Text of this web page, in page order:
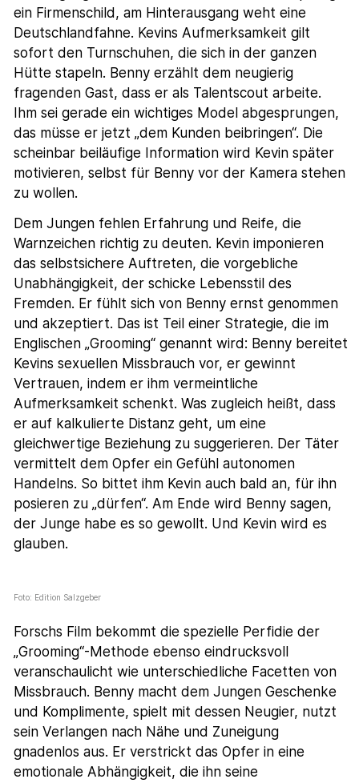
ein Firmenschild, am Hinterausgang weht eine
Deutschlandfahne. Kevins Aufmerksamkeit gilt
sofort den Turnschuhen, die sich in der ganzen
Hütte stapeln. Benny erzählt dem neugierig
fragenden Gast, dass er als Talentscout arbeite.
Ihm sei gerade ein wichtiges Model abgesprungen,
das müsse er jetzt „dem Kunden beibringen“. Die
scheinbar beiläufige Information wird Kevin später
motivieren, selbst für Benny vor der Kamera stehen
zu wollen.
Dem Jungen fehlen Erfahrung und Reife, die
Warnzeichen richtig zu deuten. Kevin imponieren
das selbstsichere Auftreten, die vorgebliche
Unabhängigkeit, der schicke Lebensstil des
Fremden. Er fühlt sich von Benny ernst genommen
und akzeptiert. Das ist Teil einer Strategie, die im
Englischen „Grooming“ genannt wird: Benny bereitet
Kevins sexuellen Missbrauch vor, er gewinnt
Vertrauen, indem er ihm vermeintliche
Aufmerksamkeit schenkt. Was zugleich heißt, dass
er auf kalkulierte Distanz geht, um eine
gleichwertige Beziehung zu suggerieren. Der Täter
vermittelt dem Opfer ein Gefühl autonomen
Handelns. So bittet ihm Kevin auch bald an, für ihn
posieren zu „dürfen“. Am Ende wird Benny sagen,
der Junge habe es so gewollt. Und Kevin wird es
glauben.
Foto: Edition Salzgeber
Forschs Film bekommt die spezielle Perfidie der
„Grooming“-Methode ebenso eindrucksvoll
veranschaulicht wie unterschiedliche Facetten von
Missbrauch. Benny macht dem Jungen Geschenke
und Komplimente, spielt mit dessen Neugier, nutzt
sein Verlangen nach Nähe und Zuneigung
gnadenlos aus. Er verstrickt das Opfer in eine
emotionale Abhängigkeit, die ihn seine